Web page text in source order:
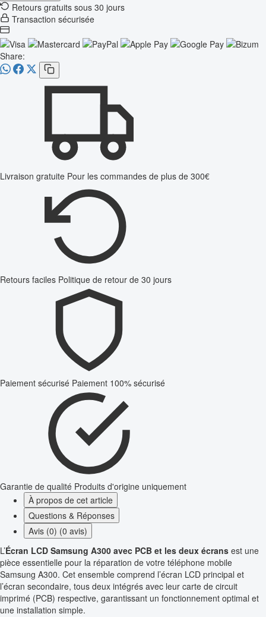
Retours gratuits sous 30 jours
Transaction sécurisée
Share:
Livraison gratuite Pour les commandes de plus de 300€
Retours faciles Politique de retour de 30 jours
Paiement sécurisé Paiement 100% sécurisé
Garantie de qualité Produits d'origine uniquement
À propos de cet article
Questions & Réponses
Avis (0) (0 avis)
L’Écran LCD Samsung A300 avec PCB et les deux écrans est une
pièce essentielle pour la réparation de votre téléphone mobile
Samsung A300. Cet ensemble comprend l’écran LCD principal et
l’écran secondaire, tous deux intégrés avec leur carte de circuit
imprimé (PCB) respective, garantissant un fonctionnement optimal et
une installation simple.